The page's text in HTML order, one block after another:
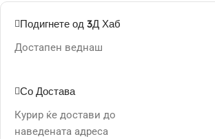
Подигнете од 3Д Хаб
Достапен веднаш
Со Достава
Курир ќе достави до
наведената адреса